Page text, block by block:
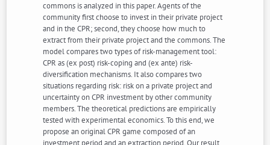
commons is analyzed in this paper. Agents of the
community first choose to invest in their private project
and in the CPR; second, they choose how much to
extract from their private project and the commons. The
model compares two types of risk-management tool:
CPR as (ex post) risk-coping and (ex ante) risk-
diversification mechanisms. It also compares two
situations regarding risk: risk on a private project and
uncertainty on CPR investment by other community
members. The theoretical predictions are empirically
tested with experimental economics. To this end, we
propose an original CPR game composed of an
investment period and an extraction period. Our result